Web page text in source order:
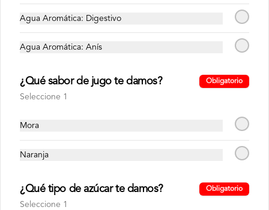
C. MOLIDO LOJA
$5.40 $9.75
Agua Aromática: Digestivo
Agua Aromática: Anís
¿Qué sabor de jugo te damos? Obligatorio
Seleccione 1
Mora
Naranja
¿Qué tipo de azúcar te damos? Obligatorio
Seleccione 1